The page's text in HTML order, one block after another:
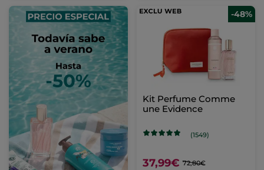
-48%
Kit Perfume Comme
une Evidence
(1549)
37,99€ 72,80€